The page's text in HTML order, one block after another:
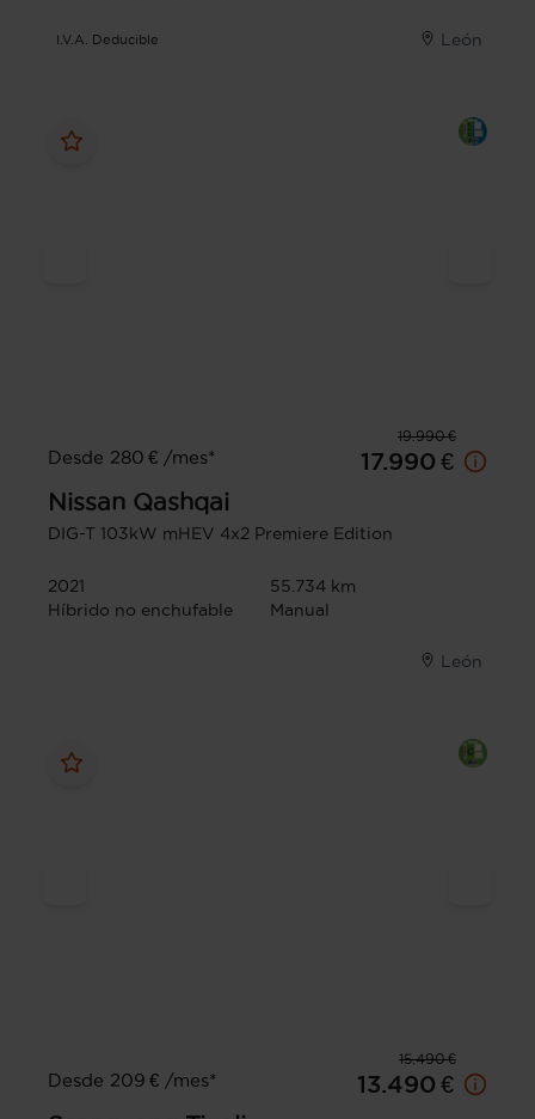
I.V.A. Deducible León
19.990 €
Desde 280 € /mes*
17.990 €
Nissan Qashqai
DIG-T 103kW mHEV 4x2 Premiere Edition
2021
55.734 km
Híbrido no enchufable
Manual
León
15.490 €
Desde 209 € /mes*
13.490 €